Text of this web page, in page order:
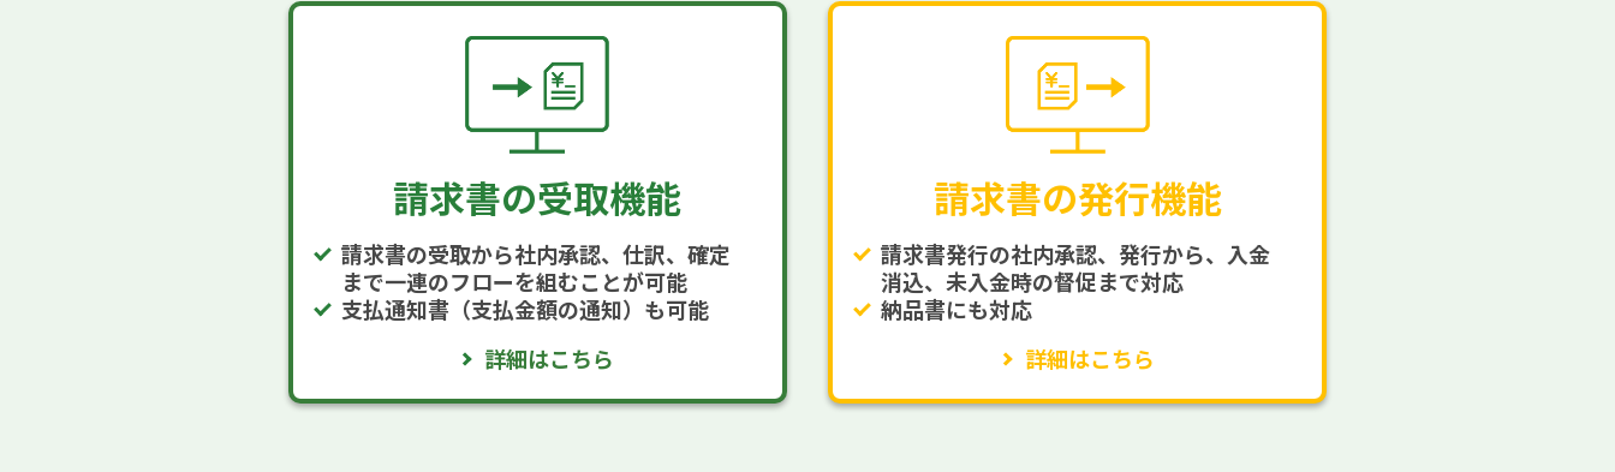
請求書の受取機能
請求書の受取から社内承認、仕訳、確定
まで一連のフローを組むことが可能
支払通知書（支払金額の通知）も可能
詳細はこちら
請求書の発行機能
請求書発行の社内承認、発行から、入金
消込、未入金時の督促まで対応
納品書にも対応
詳細はこちら